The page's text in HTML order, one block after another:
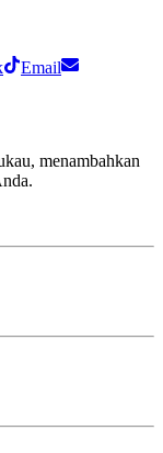
Email
menambahkan